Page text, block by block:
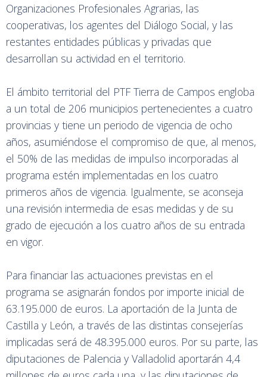
Organizaciones Profesionales Agrarias, las
cooperativas, los agentes del Diálogo Social, y las
restantes entidades públicas y privadas que
desarrollan su actividad en el territorio.
El ámbito territorial del PTF Tierra de Campos engloba
a un total de 206 municipios pertenecientes a cuatro
provincias y tiene un periodo de vigencia de ocho
años, asumiéndose el compromiso de que, al menos,
el 50% de las medidas de impulso incorporadas al
programa estén implementadas en los cuatro
primeros años de vigencia. Igualmente, se aconseja
una revisión intermedia de esas medidas y de su
grado de ejecución a los cuatro años de su entrada
en vigor.
Para financiar las actuaciones previstas en el
programa se asignarán fondos por importe inicial de
63.195.000 de euros. La aportación de la Junta de
Castilla y León, a través de las distintas consejerías
implicadas será de 48.395.000 euros. Por su parte, las
diputaciones de Palencia y Valladolid aportarán 4,4